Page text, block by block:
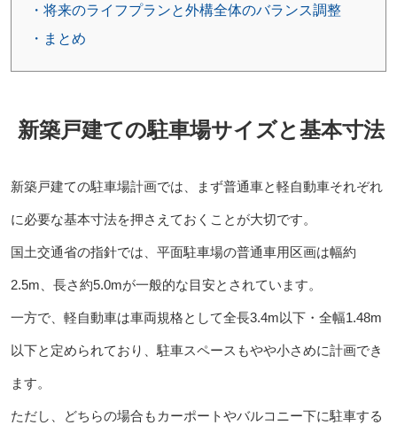
・将来のライフプランと外構全体のバランス調整
・まとめ
新築戸建ての駐車場サイズと基本寸法
新築戸建ての駐車場計画では、まず普通車と軽自動車それぞれ
に必要な基本寸法を押さえておくことが大切です。
国土交通省の指針では、平面駐車場の普通車用区画は幅約
2.5m、長さ約5.0mが一般的な目安とされています。
一方で、軽自動車は車両規格として全長3.4m以下・全幅1.48m
以下と定められており、駐車スペースもやや小さめに計画でき
ます。
ただし、どちらの場合もカーポートやバルコニー下に駐車する